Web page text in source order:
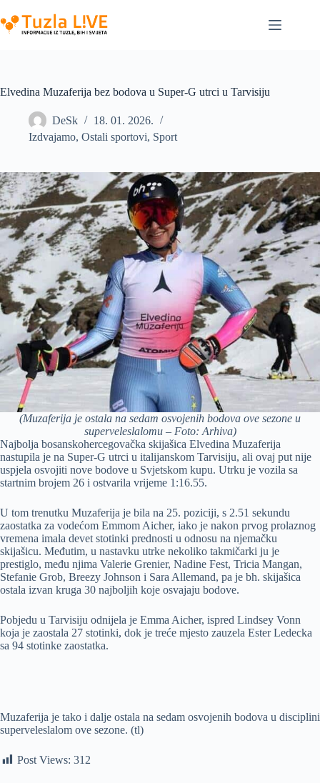
to
content
Elvedina Muzaferija bez bodova u Super-G utrci u Tarvisiju
DeSk
18. 01. 2026.
Izdvajamo, Ostali sportovi, Sport
(Muzaferija je ostala na sedam osvojenih bodova ove sezone u
superveleslalomu – Foto: Arhiva)
Najbolja bosanskohercegovačka skijašica Elvedina Muzaferija
nastupila je na Super-G utrci u italijanskom Tarvisiju, ali ovaj put nije
uspjela osvojiti nove bodove u Svjetskom kupu. Utrku je vozila sa
startnim brojem 26 i ostvarila vrijeme 1:16.55.
U tom trenutku Muzaferija je bila na 25. poziciji, s 2.51 sekundu
zaostatka za vodećom Emmom Aicher, iako je nakon prvog prolaznog
vremena imala devet stotinki prednosti u odnosu na njemačku
skijašicu. Međutim, u nastavku utrke nekoliko takmičarki ju je
prestiglo, među njima Valerie Grenier, Nadine Fest, Tricia Mangan,
Stefanie Grob, Breezy Johnson i Sara Allemand, pa je bh. skijašica
ostala izvan kruga 30 najboljih koje osvajaju bodove.
Pobjedu u Tarvisiju odnijela je Emma Aicher, ispred Lindsey Vonn
koja je zaostala 27 stotinki, dok je treće mjesto zauzela Ester Ledecka
sa 94 stotinke zaostatka.
Muzaferija je tako i dalje ostala na sedam osvojenih bodova u disciplini
superveleslalom ove sezone. (tl)
Post Views: 312